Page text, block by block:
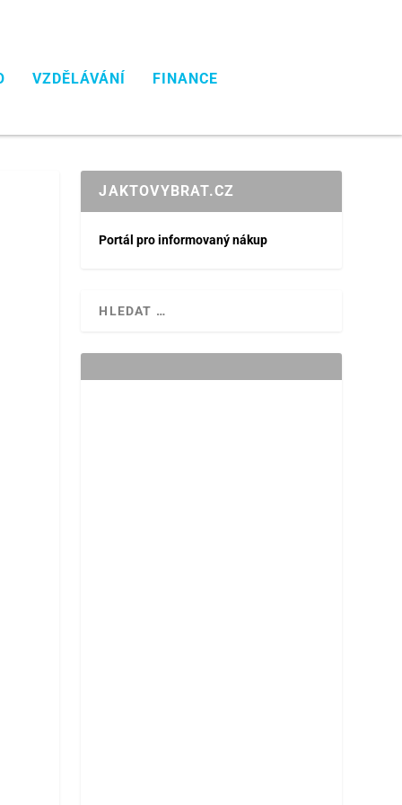
VZDĚLÁVÁNÍ FINANCE
JAKTOVYBRAT.CZ
Portál pro informovaný nákup